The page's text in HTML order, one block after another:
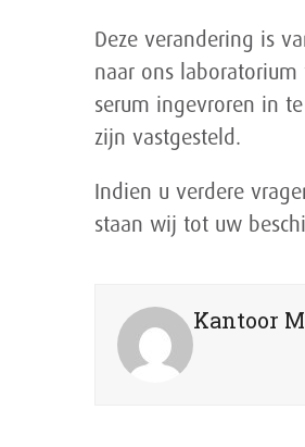
Deze verandering is
naar ons
serum ingevroren in
zijn vastgesteld.
Indien u verdere
staan wij tot uw
Kantoor